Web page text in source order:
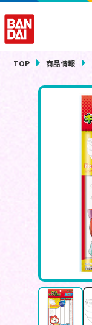
TOP 商品情報